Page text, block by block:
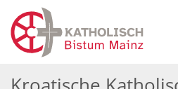
Zum Inhalt springen